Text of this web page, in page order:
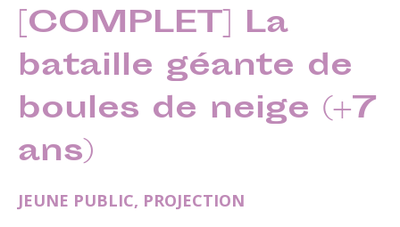
[COMPLET] La
bataille géante de
boules de neige (+7
ans)
JEUNE PUBLIC, PROJECTION